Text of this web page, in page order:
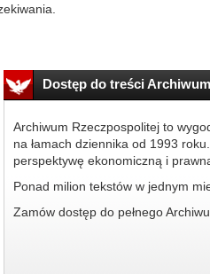
Dostęp do treści
Archiwum Rzeczpospolitej to
na łamach dziennika od 1993
perspektywę ekonomiczną i
Ponad milion tekstów w jednym
Zamów dostęp do pełnego